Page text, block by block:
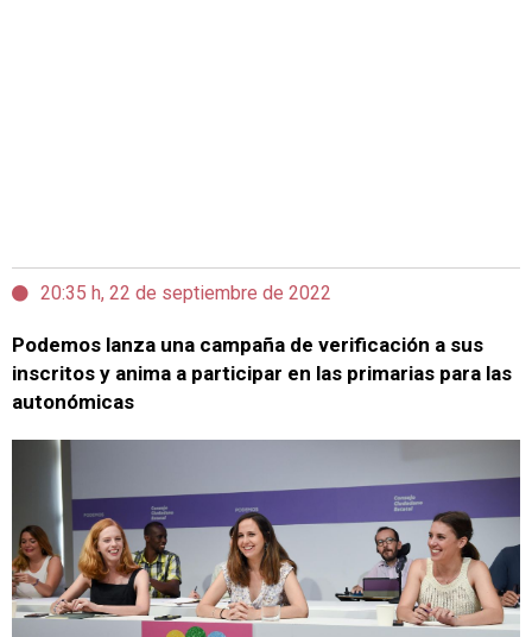
20:35 h, 22 de septiembre de 2022
Podemos lanza una campaña de verificación a sus
inscritos y anima a participar en las primarias para las
autonómicas